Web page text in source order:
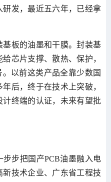
发，最近五六年，已经拿
板的油墨和干膜。封装基
芯片支撑、散热、保护，
以前这类产品全靠少数国
后，终于在技术上突破，
终端的认证，未来有望批
步把国产PCB油墨融入电
技术企业、广东省工程技